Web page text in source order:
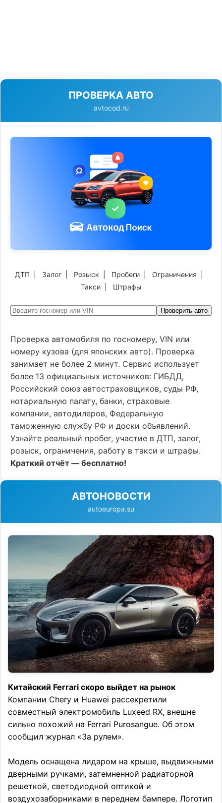
ПРОВЕРКА АВТО
avtocod.ru
ДТП Залог Розыск Пробеги Ограничения
Такси| Штрафы
Проверить авто
Проверка автомобиля по госномеру, VIN или
номеру кузова (для японских авто). Проверка
занимает не более 2 минут. Сервис использует
более 13 официальных источников: ГИБДД,
Российский союз автостраховщиков, суды РФ,
нотариальную палату, банки, страховые
компании, автодилеров, Федеральную
таможенную службу РФ и доски объявлений.
Узнайте реальный пробег, участие в ДТП, залог,
розыск, ограничения, работу в такси и штрафы.
Краткий отчёт — бесплатно!
АВТОНОВОСТИ
autoeuropa.su
Китайский Ferrari скоро выйдет на рынок
Компании Chery и Huawei рассекретили
совместный электромобиль Luxeed RX, внешне
сильно похожий на Ferrari Purosangue. Об этом
сообщил журнал «За рулем».
Модель оснащена лидаром на крыше, выдвижными
дверными ручками, затемненной радиаторной
решеткой, светодиодной оптикой и
воздухозаборниками в переднем бампере. Логотип